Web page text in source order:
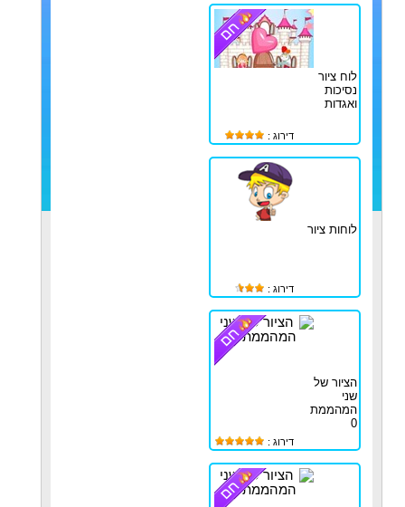
לוח ציור
נסיכות
ואגדות
דירוג :
לוחות ציור
דירוג :
הציור של
שני
המהממת
0
דירוג :